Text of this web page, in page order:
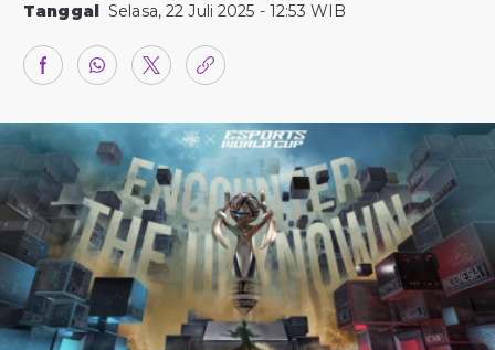
Tanggal Selasa, 22 Juli 2025 - 12:53 WIB